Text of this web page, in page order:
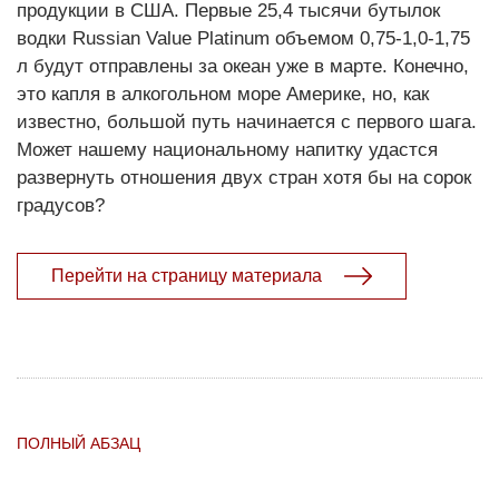
продукции в США. Первые 25,4 тысячи бутылок
водки Russian Value Platinum объемом 0,75-1,0-1,75
л будут отправлены за океан уже в марте. Конечно,
это капля в алкогольном море Америке, но, как
известно, большой путь начинается с первого шага.
Может нашему национальному напитку удастся
развернуть отношения двух стран хотя бы на сорок
градусов?
Перейти на страницу материала
ПОЛНЫЙ АБЗАЦ